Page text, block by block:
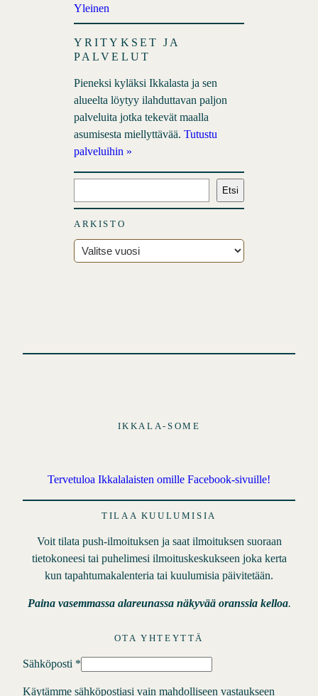
Yleinen
YRITYKSET JA
PALVELUT
Pieneksi kyläksi Ikkalasta ja sen
alueelta löytyy ilahduttavan paljon
palveluita jotka tekevät maalla
asumisesta miellyttävää. Tutustu
palveluihin »
t
s
i
Etsi
ARKISTO
r
IKKALA-SOME
Tervetuloa Ikkalalaisten omille Facebook-sivuille!
TILAA KUULUMISIA
Voit tilata push-ilmoituksen ja saat ilmoituksen suoraan
tietokoneesi tai puhelimesi ilmoituskeskukseen joka kerta
kun tapahtumakalenteria tai kuulumisia päivitetään.
Paina vasemmassa alareunassa näkyvää oranssia kelloa.
OTA YHTEYTTÄ
Sähköposti *
Käytämme sähköpostiasi vain mahdolliseen vastaukseen